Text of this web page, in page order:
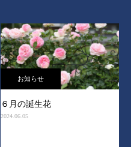
お知らせ
６月の誕生花
2024.06.05